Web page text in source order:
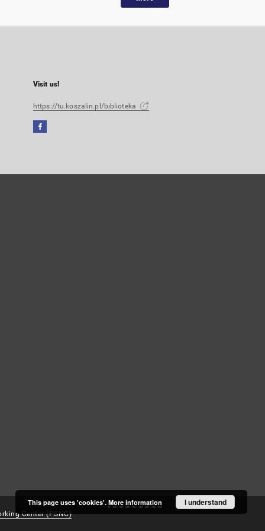
Visit us!
https://tu.koszalin.pl/biblioteka
Facebook
open
Center (PSNC)
This page uses 'cookies'. More information I understand